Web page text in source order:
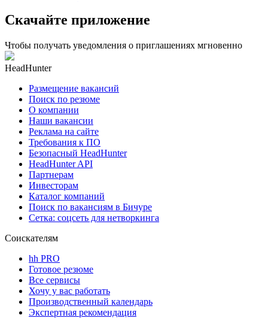
Скачайте приложение
Чтобы получать уведомления о приглашениях мгновенно
HeadHunter
Размещение вакансий
Поиск по резюме
О компании
Наши вакансии
Реклама на сайте
Требования к ПО
Безопасный HeadHunter
HeadHunter API
Партнерам
Инвесторам
Каталог компаний
Поиск по вакансиям в Бичуре
Сетка: соцсеть для нетворкинга
Соискателям
hh PRO
Готовое резюме
Все сервисы
Хочу у вас работать
Производственный календарь
Экспертная рекомендация